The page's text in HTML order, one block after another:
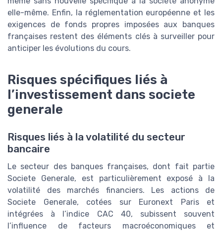
elle-même. Enfin, la réglementation européenne et les
exigences de fonds propres imposées aux banques
françaises restent des éléments clés à surveiller pour
anticiper les évolutions du cours.
Risques spécifiques liés à
l’investissement dans societe
generale
Risques liés à la volatilité du secteur
bancaire
Le secteur des banques françaises, dont fait partie
Societe Generale, est particulièrement exposé à la
volatilité des marchés financiers. Les actions de
Societe Generale, cotées sur Euronext Paris et
intégrées à l’indice CAC 40, subissent souvent
l’influence de facteurs macroéconomiques et